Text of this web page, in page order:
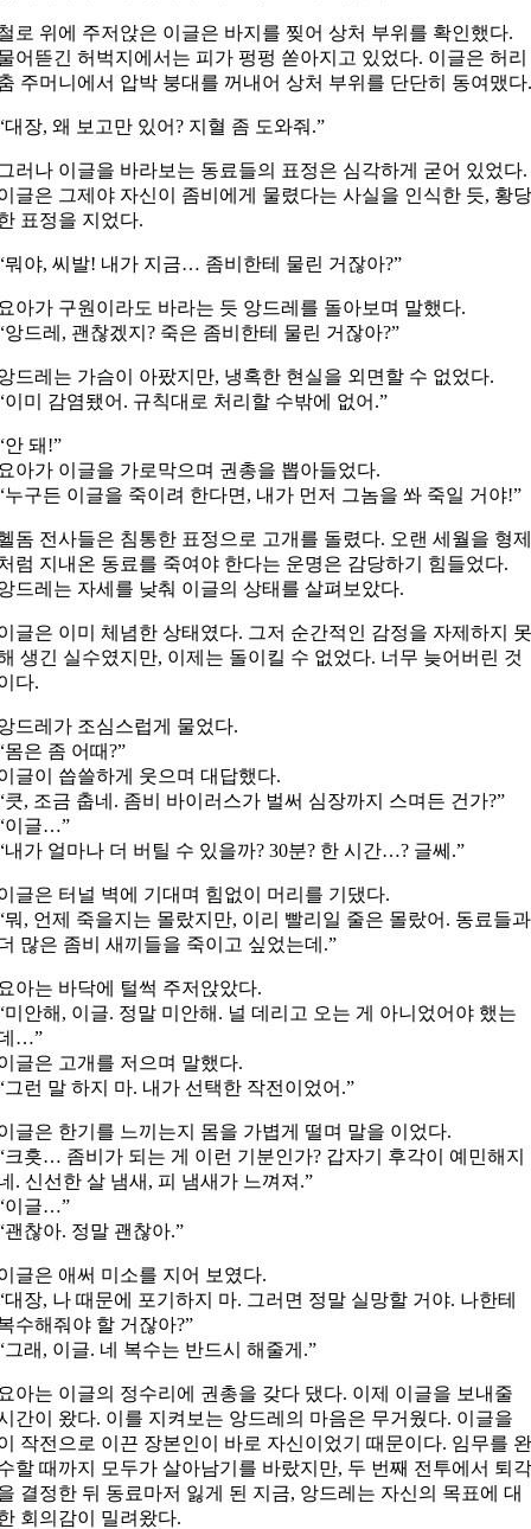
로 위에 주저앉은 이글은 바지를 찢어 상처 부위를 확인했다.
어뜯긴 허벅지에서는 피가 펑펑 쏟아지고 있었다. 이글은 허리
주머니에서 압박 붕대를 꺼내어 상처 부위를 단단히 동여맸다
대장, 왜 보고만 있어? 지혈 좀 도와줘.”
러나 이글을 바라보는 동료들의 표정은 심각하게 굳어 있었다.
글은 그제야 자신이 좀비에게 물렸다는 사실을 인식한 듯, 황
표정을 지었다.
뭐야, 씨발! 내가 지금… 좀비한테 물린 거잖아?”
아가 구원이라도 바라는 듯 앙드레를 돌아보며 말했다.
앙드레, 괜찮겠지? 죽은 좀비한테 물린 거잖아?”
드레는 가슴이 아팠지만, 냉혹한 현실을 외면할 수 없었다.
이미 감염됐어. 규칙대로 처리할 수밖에 없어.”
안 돼!”
아가 이글을 가로막으며 권총을 뽑아들었다.
누구든 이글을 죽이려 한다면, 내가 먼저 그놈을 쏴 죽일 거야!”
돔 전사들은 침통한 표정으로 고개를 돌렸다. 오랜 세월을 형
럼 지내온 동료를 죽여야 한다는 운명은 감당하기 힘들었다.
드레는 자세를 낮춰 이글의 상태를 살펴보았다.
글은 이미 체념한 상태였다. 그저 순간적인 감정을 자제하지
생긴 실수였지만, 이제는 돌이킬 수 없었다. 너무 늦어버린 것
다.
드레가 조심스럽게 물었다.
몸은 좀 어때?”
글이 씁쓸하게 웃으며 대답했다.
큿, 조금 춥네. 좀비 바이러스가 벌써 심장까지 스며든 건가?”
이글…”
내가 얼마나 더 버틸 수 있을까? 30분? 한 시간…? 글쎄.”
글은 터널 벽에 기대며 힘없이 머리를 기댔다.
뭐, 언제 죽을지는 몰랐지만, 이리 빨리일 줄은 몰랐어. 동료들과
많은 좀비 새끼들을 죽이고 싶었는데.”
아는 바닥에 털썩 주저앉았다.
미안해, 이글. 정말 미안해. 널 데리고 오는 게 아니었어야 했는
…”
글은 고개를 저으며 말했다.
그런 말 하지 마. 내가 선택한 작전이었어.”
글은 한기를 느끼는지 몸을 가볍게 떨며 말을 이었다.
크흣… 좀비가 되는 게 이런 기분인가? 갑자기 후각이 예민해지
. 신선한 살 냄새, 피 냄새가 느껴져.”
이글…”
괜찮아. 정말 괜찮아.”
글은 애써 미소를 지어 보였다.
대장, 나 때문에 포기하지 마. 그러면 정말 실망할 거야. 나한테
수해줘야 할 거잖아?”
그래, 이글. 네 복수는 반드시 해줄게.”
아는 이글의 정수리에 권총을 갖다 댔다. 이제 이글을 보내줄
간이 왔다. 이를 지켜보는 앙드레의 마음은 무거웠다. 이글을
작전으로 이끈 장본인이 바로 자신이었기 때문이다. 임무를
할 때까지 모두가 살아남기를 바랐지만, 두 번째 전투에서 퇴
결정한 뒤 동료마저 잃게 된 지금, 앙드레는 자신의 목표에 대
회의감이 밀려왔다.